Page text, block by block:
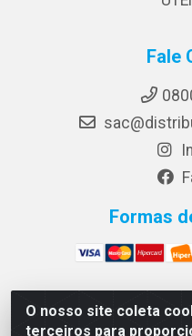
O nosso site coleta
terceiros para
Fale
Formas
Focus Distribuidora LTDA